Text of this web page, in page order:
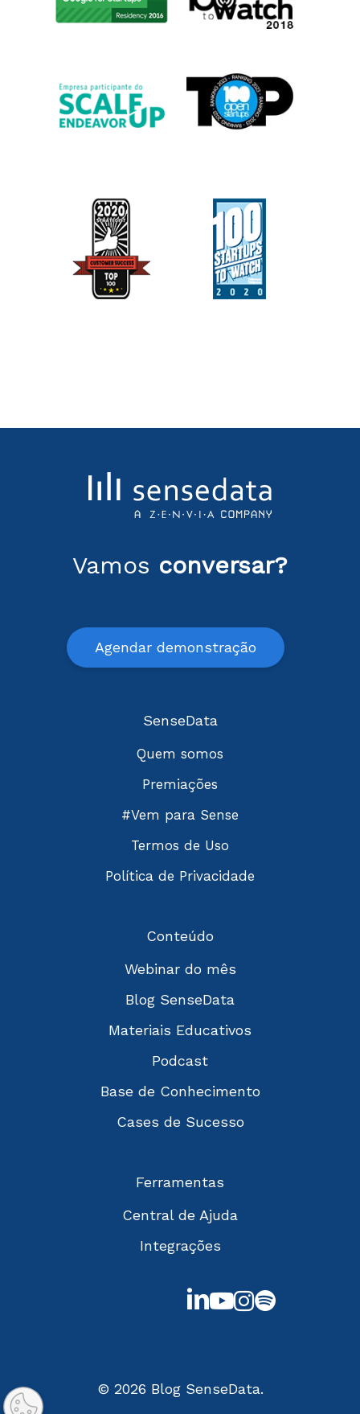
Vamos conversar?
Agendar demonstração
SenseData
Quem somos
Premiações
#Vem para Sense
Termos de Uso
Política de Privacidade
Conteúdo
Webinar do mês
Blog SenseData
Materiais Educativos
Podcast
Base de Conhecimento
Cases de Sucesso
Ferramentas
Central de Ajuda
Integrações
linkedin
youtube
instagram
spotify
© 2026 Blog SenseData.